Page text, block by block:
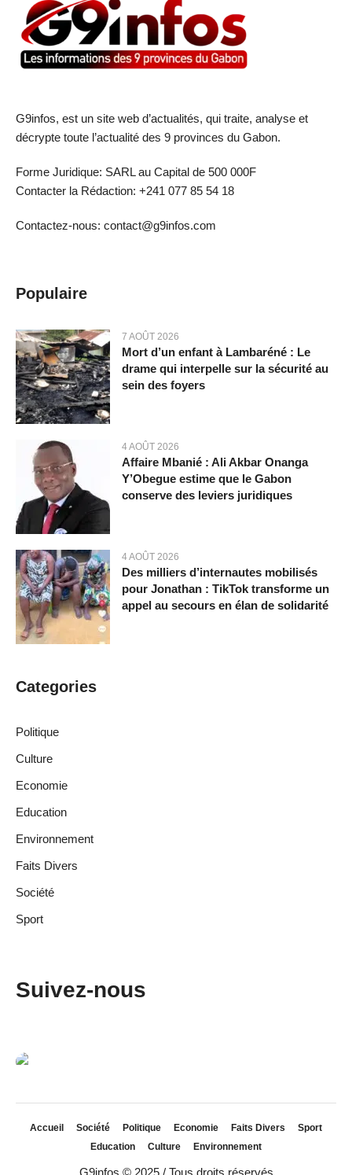
G9infos, est un site web d’actualités, qui traite, analyse et
décrypte toute l’actualité des 9 provinces du Gabon.
Forme Juridique: SARL au Capital de 500 000F
Contacter la Rédaction: +241 077 85 54 18
Contactez-nous: contact@g9infos.com
Populaire
7 AOÛT 2026
Mort d’un enfant à Lambaréné : Le
drame qui interpelle sur la sécurité au
sein des foyers
4 AOÛT 2026
Affaire Mbanié : Ali Akbar Onanga
Y’Obegue estime que le Gabon
conserve des leviers juridiques
4 AOÛT 2026
Des milliers d’internautes mobilisés
pour Jonathan : TikTok transforme un
appel au secours en élan de solidarité
Categories
Politique
Culture
Economie
Education
Environnement
Faits Divers
Société
Sport
Suivez-nous
Accueil Société Politique Economie Faits Divers
Sport
Education
Culture Environnement
G9infos © 2025 / Tous droits réservés